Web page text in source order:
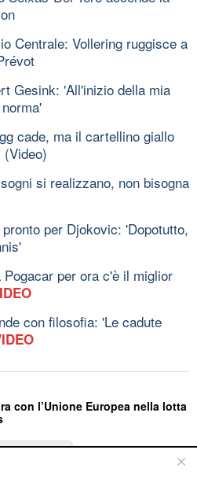
Centrale: Vollering ruggisce a
Gesink: 'All'inizio della mia
cade, ma il cartellino giallo
si realizzano, non bisogna
per Djokovic: 'Dopotutto,
per ora c'è il miglior
con filosofia: 'Le cadute
con l’Unione Europea nella lotta